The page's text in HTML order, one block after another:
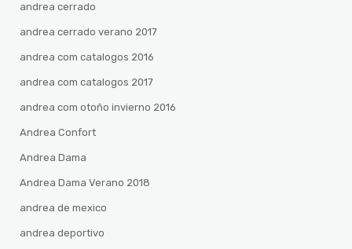
andrea cerrado
andrea cerrado verano 2017
andrea com catalogos 2016
andrea com catalogos 2017
andrea com otoño invierno 2016
Andrea Confort
Andrea Dama
Andrea Dama Verano 2018
andrea de mexico
andrea deportivo